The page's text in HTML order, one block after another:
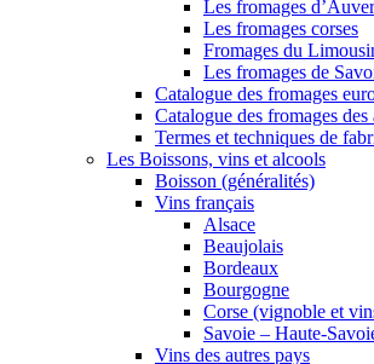
Les fromages
Les fromages corses
Fromages du
Les fromages de
Catalogue des fromages
Catalogue des fromages des
Termes et techniques de
Les Boissons, vins et alcools
Boisson (généralités)
Vins français
Alsace
Beaujolais
Bordeaux
Bourgogne
Corse (vignoble et
Savoie – Haute-
Vins des autres pays